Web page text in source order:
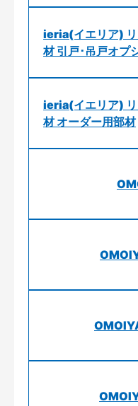
ieria(イエリア) リ
材 引戸･吊戸オプ
ieria(イエリア) リ
材 オーダー用部材